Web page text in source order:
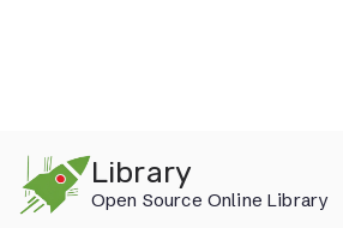
content
Library
Open Source Online Library